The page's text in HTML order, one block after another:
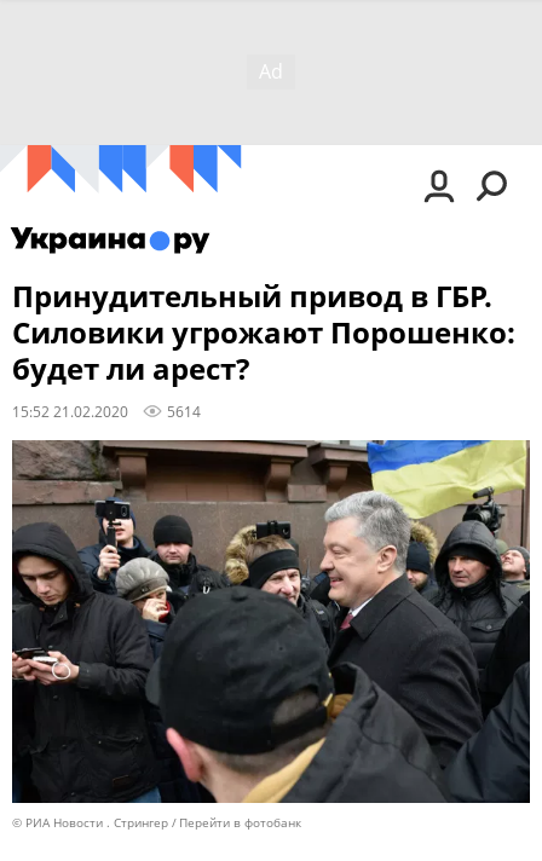
Принудительный привод в ГБР.
Силовики угрожают Порошенко:
будет ли арест?
15:52 21.02.2020 5614
© РИА Новости . Стрингер Перейти в фотобанк